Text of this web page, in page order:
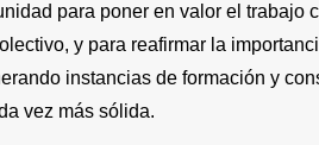
para poner en valor el trabajo
y para reafirmar la
instancias de formación y
vez más sólida.